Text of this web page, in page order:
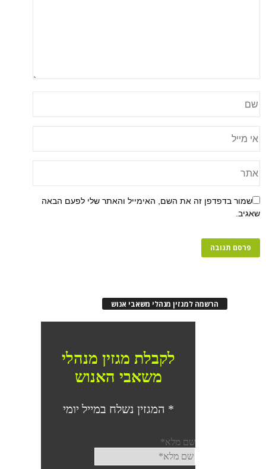
שמור בדפדפן זה את השם, האימייל והאתר שלי לפעם הבאה
שאגיב.
הרשמה למגזין מנהלי משאבי אנוש